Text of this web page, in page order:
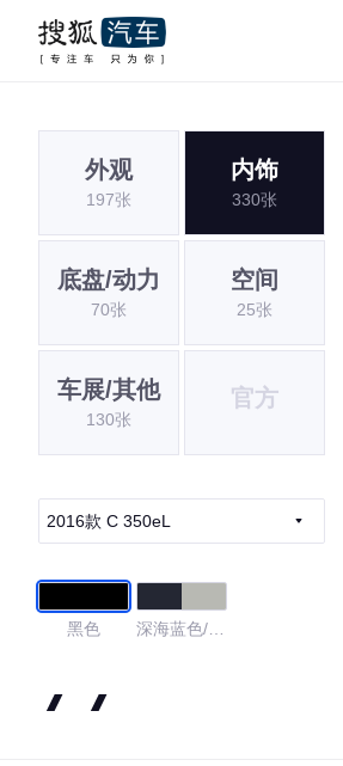
外观
197张
内饰
330张
底盘/动力
70张
空间
25张
车展/其他
130张
官方
2016款 C 350eL
黑色
深海蓝色/水
4.4